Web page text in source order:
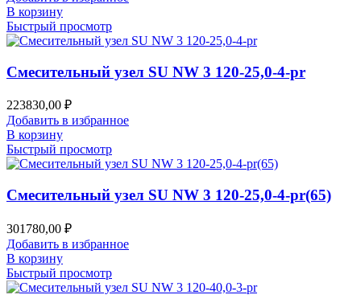
В корзину
Быстрый просмотр
Смесительный узел SU NW 3 120-25,0-4-pr
223830,00 ₽
Добавить в избранное
В корзину
Быстрый просмотр
Смесительный узел SU NW 3 120-25,0-4-pr(65)
301780,00 ₽
Добавить в избранное
В корзину
Быстрый просмотр